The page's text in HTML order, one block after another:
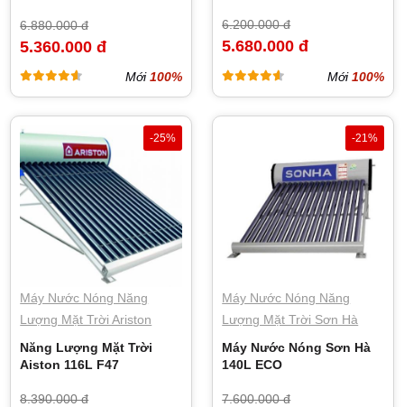
6.880.000 đ
5.360.000 đ
Mới100%
6.200.000 đ
5.680.000 đ
Mới100%
-25%
Máy Nước Nóng Năng
Lượng Mặt Trời Ariston
Năng Lượng Mặt Trời
Aiston 116L F47
8.390.000 đ
-21%
Máy Nước Nóng Năng
Lượng Mặt Trời Sơn Hà
Máy Nước Nóng Sơn Hà
140L ECO
7.600.000 đ